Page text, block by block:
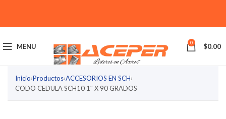
MENU 0 $0.00
Inicio›Productos›ACCESORIOS EN SCH›
CODO CEDULA SCH10 1″ X 90 GRADOS